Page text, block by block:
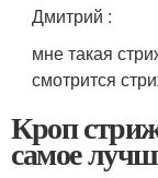
Дмитрий :
мне такая
смотрится
Кроп
самое